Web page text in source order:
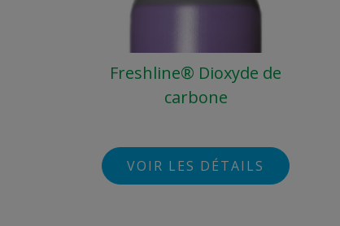
Freshline® Dioxyde de
carbone
VOIR LES DÉTAILS